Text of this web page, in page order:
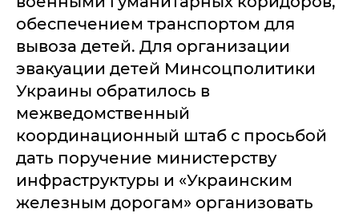
обеспечением транспортом для
вывоза детей. Для организации
эвакуации детей Минсоцполитики
Украины обратилось в
межведомственный
координационный штаб с просьбой
дать поручение министерству
инфраструктуры и «Украинским
железным дорогам» организовать